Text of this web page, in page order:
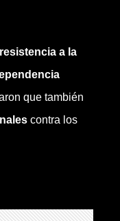
a la
que también
contra los